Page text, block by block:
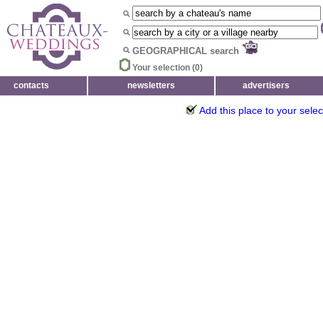
GEOGRAPHICAL search
Your selection (0)
contacts newsletters advertisers
Add this place to your